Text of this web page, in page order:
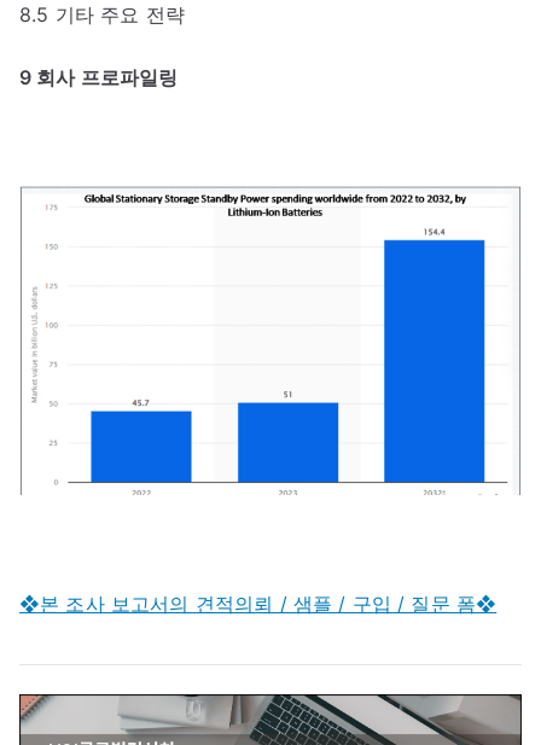
8.5 기타 주요 전략
9 회사 프로파일링
❖본 조사 보고서의 견적의뢰 / 샘플 / 구입 / 질문 폼❖